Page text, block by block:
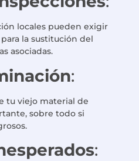
locales pueden exigir
la sustitución del
asociadas.
:
tu viejo material de
sobre todo si
: